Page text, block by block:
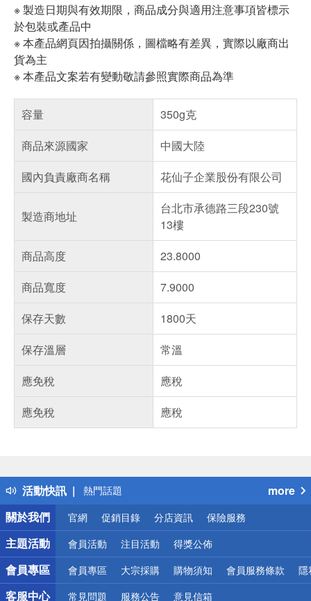
※ 製造日期與有效期限，商品成分與適用注意事項皆標示
於包裝或產品中
※ 本產品網頁因拍攝關係，圖檔略有差異，實際以廠商出
貨為主
※ 本產品文案若有變動敬請參照實際商品為準
容量
350g克
商品來源國家
中國大陸
國內負責廠商名稱
花仙子企業股份有限公司
製造商地址
台北市承德路三段230號
13樓
商品高度
23.8000
商品寬度
7.9000
保存天數
1800天
保存溫層
常溫
應免稅
應稅
應免稅
應稅
活動快訊
得獎公告
熱門話題
銀行優惠
偏遠地區配送
詐騙網頁！請小心！
more
關於我們
官網 促銷目錄 分店資訊 保險服務
主題活動 會員活動 注目活動 得獎公佈
會員專區 會員專區 大宗採購 購物須知 會員服務條款 隱
客服中心 常見問題 服務公告 意見信箱